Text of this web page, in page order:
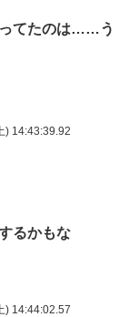
ってたのは……う
) 14:43:39.92
るかもな
) 14:44:02.57